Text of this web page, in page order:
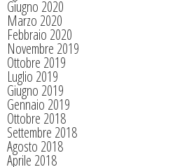
Giugno 2020
Marzo 2020
Febbraio 2020
Novembre 2019
Ottobre 2019
Luglio 2019
Giugno 2019
Gennaio 2019
Ottobre 2018
Settembre 2018
Agosto 2018
Aprile 2018